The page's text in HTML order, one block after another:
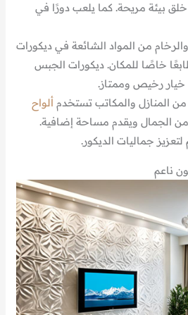
بيئة مريحة. كما يلعب دورًا في
من المواد الشائعة في ديكورات
خاصًا للمكان. ديكورات الجبس
رخيص وممتاز.
ألواح
الجمال ويقدم مساحة إضافية.
جماليات الديكور.
ناعم